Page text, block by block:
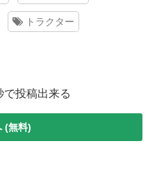
トラクター
投稿出来る
(無料)